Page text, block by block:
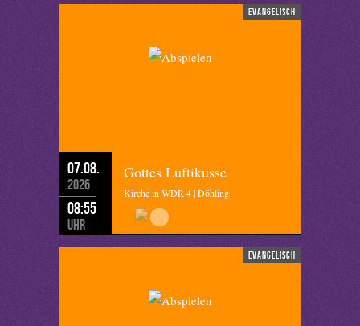
evangelisch
07.08.
2026
08:55
Uhr
Gottes Luftikusse
Kirche in WDR 4 | Döhling
evangelisch